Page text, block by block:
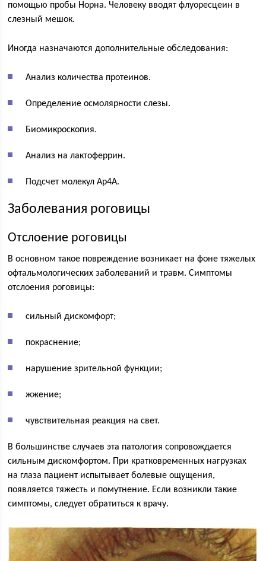
помощью пробы Норна. Человеку вводят флуоресцеин в
слезный мешок.
Иногда назначаются дополнительные обследования:
Анализ количества протеинов.
Определение осмолярности слезы.
Биомикроскопия.
Анализ на лактоферрин.
Подсчет молекул Ap4A.
Заболевания роговицы
Отслоение роговицы
В основном такое повреждение возникает на фоне тяжелых
офтальмологических заболеваний и травм. Симптомы
отслоения роговицы:
сильный дискомфорт;
покраснение;
нарушение зрительной функции;
жжение;
чувствительная реакция на свет.
В большинстве случаев эта патология сопровождается
сильным дискомфортом. При кратковременных нагрузках
на глаза пациент испытывает болевые ощущения,
появляется тяжесть и помутнение. Если возникли такие
симптомы, следует обратиться к врачу.